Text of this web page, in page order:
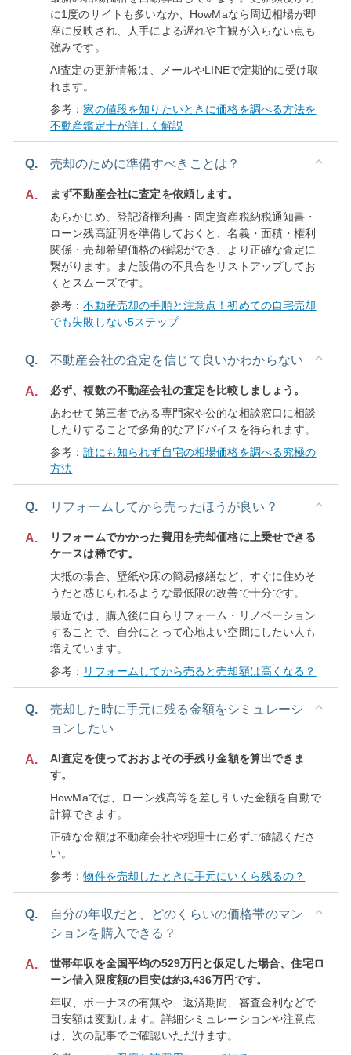
に1度のサイトも多いなか、HowMaなら周辺相場が即
座に反映され、人手による遅れや主観が入らない点も
強みです。
AI査定の更新情報は、メールやLINEで定期的に受け取
れます。
参考：家の値段を知りたいときに価格を調べる方法を
不動産鑑定士が詳しく解説
Q. 売却のために準備すべきことは？
A.
まず不動産会社に査定を依頼します。
あらかじめ、登記済権利書・固定資産税納税通知書・
ローン残高証明を準備しておくと、名義・面積・権利
関係・売却希望価格の確認ができ、より正確な査定に
繋がります。また設備の不具合をリストアップしてお
くとスムーズです。
参考：不動産売却の手順と注意点！初めての自宅売却
でも失敗しない5ステップ
Q. 不動産会社の査定を信じて良いかわからない
A.
必ず、複数の不動産会社の査定を比較しましょう。
あわせて第三者である専門家や公的な相談窓口に相談
したりすることで多角的なアドバイスを得られます。
参考：誰にも知られず自宅の相場価格を調べる究極の
方法
Q. リフォームしてから売ったほうが良い？
A.
リフォームでかかった費用を売却価格に上乗せできる
ケースは稀です。
大抵の場合、壁紙や床の簡易修繕など、すぐに住めそ
うだと感じられるような最低限の改善で十分です。
最近では、購入後に自らリフォーム・リノベーション
することで、自分にとって心地よい空間にしたい人も
増えています。
参考： リフォームしてから売ると売却額は高くなる？
Q.
売却した時に手元に残る金額をシミュレーシ
ョンしたい
A.
AI査定を使っておおよその手残り金額を算出できま
す。
HowMaでは、ローン残高等を差し引いた金額を自動で
計算できます。
正確な金額は不動産会社や税理士に必ずご確認くださ
い。
参考：物件を売却したときに手元にいくら残るの？
Q.
自分の年収だと、どのくらいの価格帯のマン
ションを購入できる？
A.
世帯年収を全国平均の529万円と仮定した場合、住宅ロ
ーン借入限度額の目安は約3,436万円です。
年収、ボーナスの有無や、返済期間、審査金利などで
目安額は変動します。詳細シミュレーションや注意点
は、次の記事でご確認いただけます。